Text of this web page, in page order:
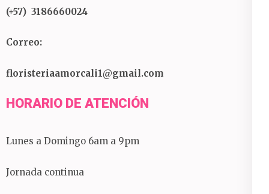
(+57) 3186660024
Correo:
floristeriaamorcali1@gmail.com
HORARIO DE ATENCIÓN
Lunes a Domingo 6am a 9pm
Jornada continua